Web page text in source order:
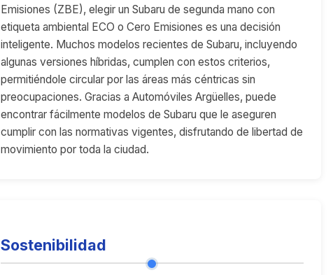
Emisiones (ZBE), elegir un Subaru de segunda mano con
etiqueta ambiental ECO o Cero Emisiones es una decisión
inteligente. Muchos modelos recientes de Subaru, incluyendo
algunas versiones híbridas, cumplen con estos criterios,
permitiéndole circular por las áreas más céntricas sin
preocupaciones. Gracias a Automóviles Argüelles, puede
encontrar fácilmente modelos de Subaru que le aseguren
cumplir con las normativas vigentes, disfrutando de libertad de
movimiento por toda la ciudad.
Sostenibilidad